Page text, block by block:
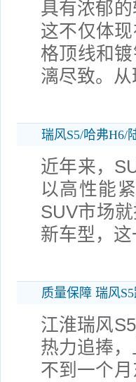
具有浓郁
这不仅体
格顶线和
漓尽致。
瑞风S5/哈弗H6/
近年来，
以高性能
SUV市场
新车型，
质量保障 瑞风
江淮瑞风
热力追捧
不到一个